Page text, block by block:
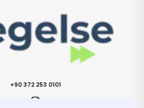
+90 372 253 0101